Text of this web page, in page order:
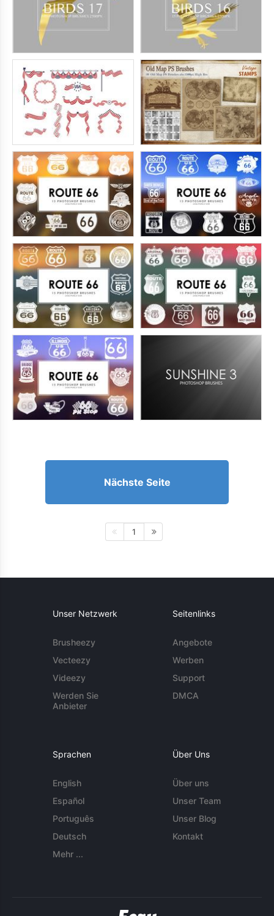
Nächste Seite
1
Unser Netzwerk
Brusheezy
Vecteezy
Videezy
Werden Sie
Anbieter
Seitenlinks
Angebote
Werben
Support
DMCA
Sprachen
English
Español
Português
Deutsch
Mehr ...
Über Uns
Über uns
Unser Team
Unser Blog
Kontakt